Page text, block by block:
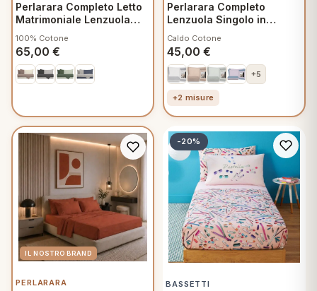
Perlarara Completo Letto
Matrimoniale Lenzuola
Sabbia
100% Cotone
65,00 €
Perlarara Completo
Lenzuola Singolo in
Bicolor
Caldo Cotone
45,00 €
+5
+2 misure
PERLARARA
-20%
BASSETTI